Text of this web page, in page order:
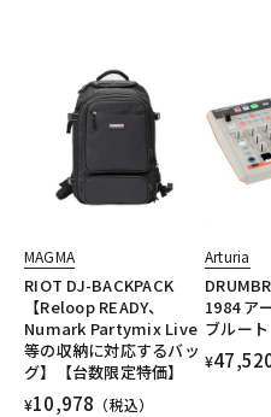
MAGMA
RIOT DJ-BACKPACK
【Reloop READY、
Numark Partymix Live
等の収納に対応するバッ
グ】【台数限定特価】
¥10,978 （税込）
Arturia
1984 ア
ブルート
¥